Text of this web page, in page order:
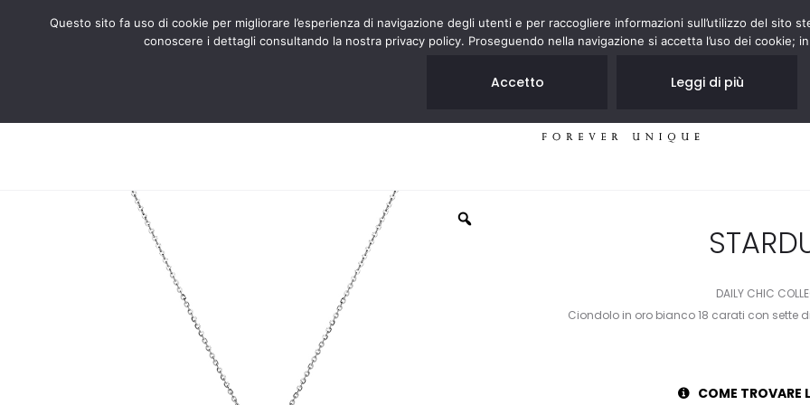
DAILY CHIC
Ciondolo in oro bianco 18 carati con sette
COME TROVARE
Questo sito fa uso di cookie per migliorare l’esperienza di navigazione degli utenti e per raccogliere informazioni sull’utilizzo del sito
conoscere i dettagli consultando la nostra privacy policy. Proseguendo nella navigazione si accetta l’uso dei cookie;
Accetto Leggi di più